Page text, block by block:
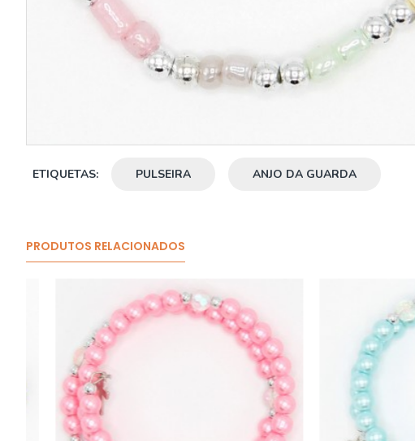
ETIQUETAS: PULSEIRA ANJO DA GUARDA
PRODUTOS RELACIONADOS